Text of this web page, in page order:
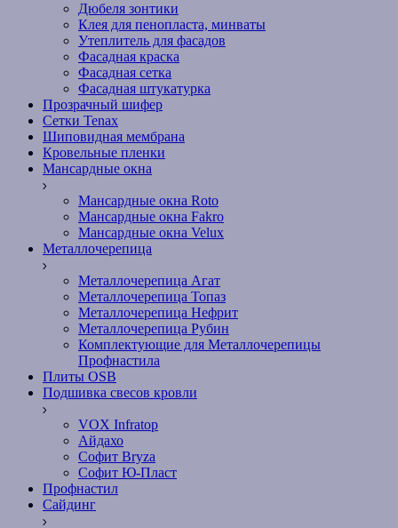
Дюбеля зонтики
Клея для пенопласта, минваты
Утеплитель для фасадов
Фасадная краска
Фасадная сетка
Фасадная штукатурка
Прозрачный шифер
Сетки Tenax
Шиповидная мембрана
Кровельные пленки
Мансардные окна
Мансардные окна Roto
Мансардные окна Fakro
Мансардные окна Velux
Металлочерепица
Металлочерепица Агат
Металлочерепица Топаз
Металлочерепица Нефрит
Металлочерепица Рубин
Комплектующие для Металлочерепицы
Профнастила
Плиты OSB
Подшивка свесов кровли
VOX Infratop
Айдахо
Софит Bryza
Софит Ю-Пласт
Профнастил
Сайдинг